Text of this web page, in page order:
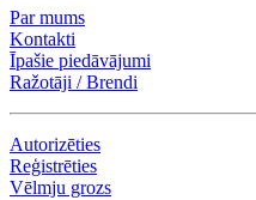
Par mums
Kontakti
Īpašie piedāvājumi
Ražotāji / Brendi
Autorizēties
Reģistrēties
Vēlmju grozs